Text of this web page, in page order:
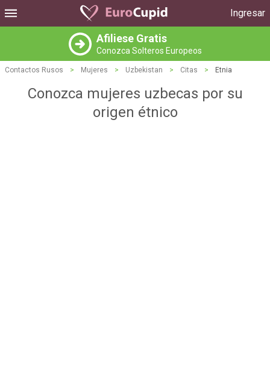
Ingresar
Afiliese Gratis
Conozca Solteros Europeos
Contactos Rusos > Mujeres > Uzbekistan > Citas > Etnia
Conozca mujeres uzbecas por su
origen étnico